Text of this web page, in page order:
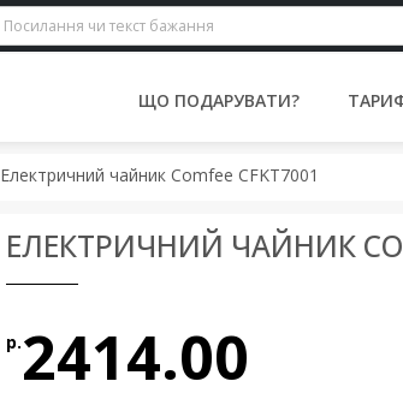
ЩО ПОДАРУВАТИ?
Електричний чайник Comfee CFKT7001
ЕЛЕКТРИЧНИЙ ЧАЙНИК
р.2414.00